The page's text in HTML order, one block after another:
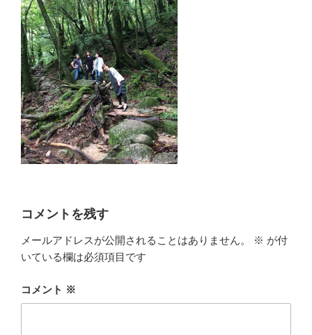
コメントを残す
メールアドレスが公開されることはありません。 ※ が付
いている欄は必須項目です
コメント ※